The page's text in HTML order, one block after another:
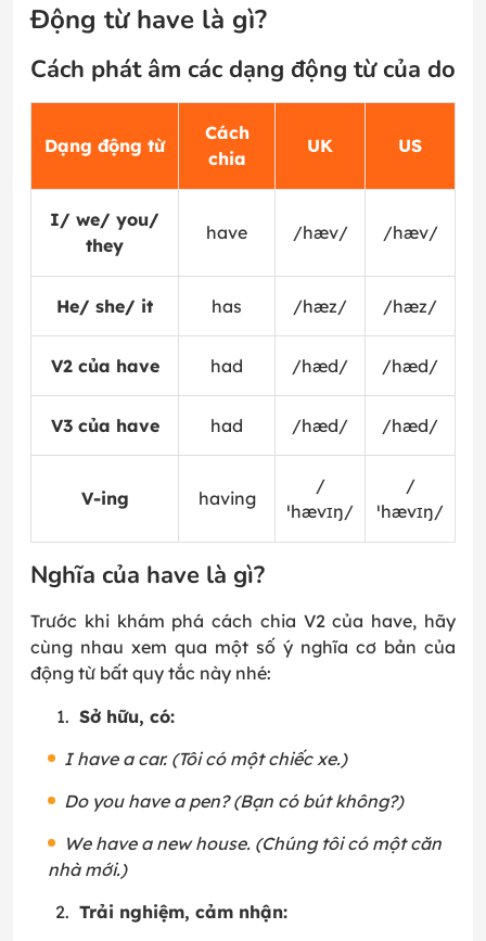
Động từ have là gì?
Cách phát âm các dạng động từ của do
Dạng động từ
Cách
chia
UK US
I/ we/ you/
they
have /hæv/ /hæv/
He/ she/ it has /hæz/ /hæz/
V2 của have had /hæd/ /hæd/
V3 của have had /hæd/ /hæd/
V-ing having
/
ˈhævɪŋ/
/
ˈhævɪŋ/
Nghĩa của have là gì?
Trước khi khám phá cách chia V2 của have, hãy
cùng nhau xem qua một số ý nghĩa cơ bản của
động từ bất quy tắc này nhé:
Sở hữu, có:
I have a car. (Tôi có một chiếc xe.)
Do you have a pen? (Bạn có bút không?)
We have a new house. (Chúng tôi có một căn
nhà mới.)
Trải nghiệm, cảm nhận: